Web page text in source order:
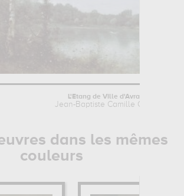
L'Etang de Ville d'Avray
Jean-Baptiste Camille Corot
dans les mêmes
couleurs